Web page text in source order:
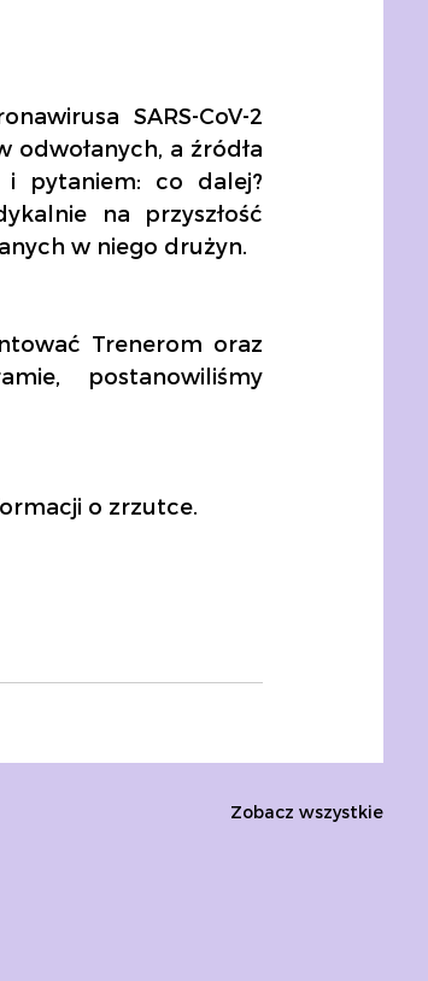
SARS-CoV-2
a źródła
i pytaniem: co dalej?
na przyszłość
w niego drużyn.
Trenerom oraz
postanowiliśmy
o zrzutce.
Zobacz wszystkie